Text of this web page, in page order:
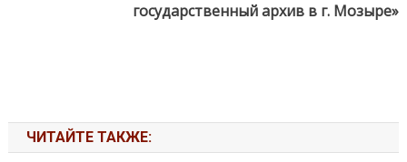
государственный архив в г. Мозыре»
ЧИТАЙТЕ ТАКЖЕ: